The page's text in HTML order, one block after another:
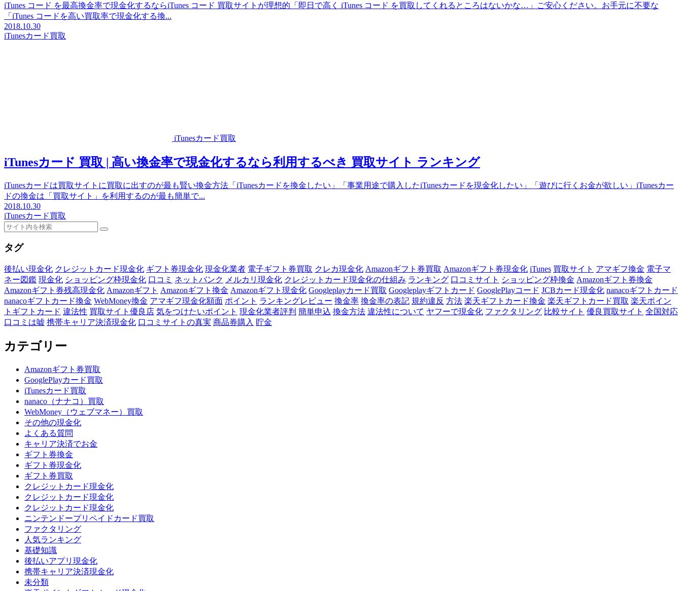
iTunes コード を最高換金率で現金化するならiTunes コード 買取サイトが理想的「即日で高く iTunes コード を買取してくれるところはないかな…」ご安心ください。お手元に不要な
「iTunes コードを高い買取率で現金化する換...
2018.10.30
iTunesカード買取
iTunesカード買取
iTunesカード 買取 | 高い換金率で現金化するなら利用するべき 買取サイト ランキング
iTunesカードは買取サイトに買取に出すのが最も賢い換金方法「iTunesカードを換金したい」「事業用途で購入したiTunesカードを現金化したい」「遊びに行くお金が欲しい」iTunesカー
ドの換金は「買取サイト」を利用するのが最も簡単で...
2018.10.30
iTunesカード買取
タグ
後払い現金化 クレジットカード現金化 ギフト券現金化 現金化業者 電子ギフト券買取 クレカ現金化 Amazonギフト券買取 Amazonギフト券現金化 iTunes 買取サイト アマギフ換金 電子マ
ネー図鑑 現金化 ショッピング枠現金化 口コミ ネットバンク メルカリ現金化 クレジットカード現金化の仕組み ランキング 口コミサイト ショッピング枠換金 Amazonギフト券換金
Amazonギフト券残高現金化 Amazonギフト Amazonギフト換金 Amazonギフト現金化 Googleplayカード買取 Googleplayギフトカード GooglePlayコード JCBカード現金化 nanacoギフトカード
nanacoギフトカード換金 WebMoney換金 アマギフ現金化額面 ポイント ランキングレビュー 換金率 換金率の表記 規約違反 方法 楽天ギフトカード換金 楽天ギフトカード買取 楽天ポイン
トギフトカード 違法性 買取サイト優良店 気をつけたいポイント 現金化業者評判 簡単申込 換金方法 違法性について ヤフーで現金化 ファクタリング 比較サイト 優良買取サイト 全国対応
口コミは嘘 携帯キャリア決済現金化 口コミサイトの真実 商品券購入 貯金
カテゴリー
Amazonギフト券買取
GooglePlayカード買取
iTunesカード買取
nanaco（ナナコ）買取
WebMoney（ウェブマネー）買取
その他の現金化
よくある質問
キャリア決済でお金
ギフト券換金
ギフト券現金化
ギフト券買取
クレジットカード現金化
クレジットカード現金化
クレジットカード現金化
ニンテンドープリペイドカード買取
ファクタリング
人気ランキング
基礎知識
後払いアプリ現金化
携帯キャリア決済現金化
未分類